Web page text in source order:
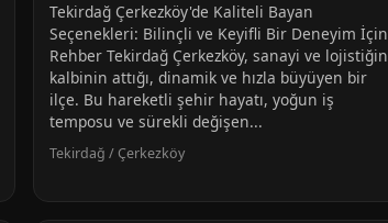
Tekirdağ Çerkezköy'de Kaliteli Bayan
Seçenekleri: Bilinçli ve Keyifli Bir Deneyim İçin
Rehber Tekirdağ Çerkezköy, sanayi ve lojistiğin
kalbinin attığı, dinamik ve hızla büyüyen bir
ilçe. Bu hareketli şehir hayatı, yoğun iş
temposu ve sürekli değişen...
Tekirdağ / Çerkezköy